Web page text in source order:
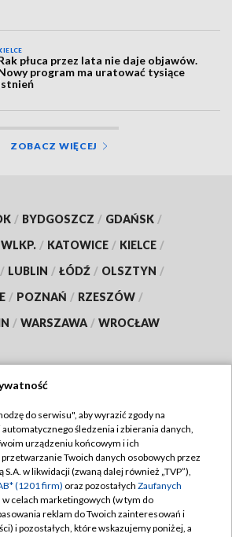
płuca przez lata nie daje objawów.
program ma uratować tysiące
ZOBACZ WIĘCEJ
/ BYDGOSZCZ / GDAŃSK /
/ KATOWICE / KIELCE /
/ LUBLIN / ŁÓDŹ / OLSZTYN /
/ POZNAŃ / RZESZÓW /
/ WARSZAWA / WROCŁAW
TVP
TVP
Cyfrowa
Regulamin TVP
Polityka prywatności
Moje zgody
do serwisu", aby wyrazić zgody na
śledzenia i zbierania danych,
urządzeniu końcowym i ich
Twoich danych osobowych przez
S.A. w likwidacji (zwaną dalej również „TVP”),
(1201 firm) oraz pozostałych Zaufanych
w celach marketingowych (w tym do
reklam do Twoich zainteresowań i
i pozostałych, które wskazujemy poniżej, a